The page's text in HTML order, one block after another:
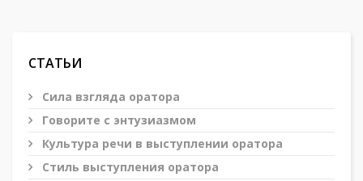
СТАТЬИ
Сила взгляда оратора
Говорите с энтузиазмом
Культура речи в выступлении оратора
Стиль выступления оратора